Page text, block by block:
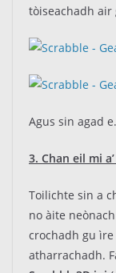
tòiseachadh air
Agus sin agad e.
3. Chan eil mi
Toilichte sin a
no àite
crochadh gu ìre
atharrachadh.